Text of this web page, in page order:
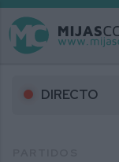
DIRECTO